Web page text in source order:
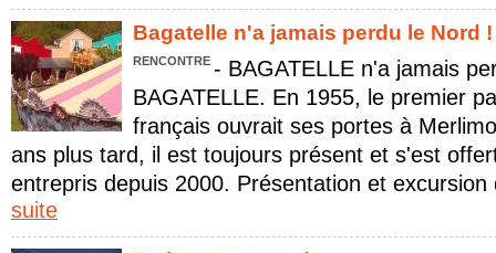
Bagatelle n'a jamais perdu le Nord !
RENCONTRE - BAGATELLE n'a jamais
BAGATELLE. En 1955, le premier
français ouvrait ses portes à
ans plus tard, il est toujours présent et s'est
entrepris depuis 2000. Présentation et
suite